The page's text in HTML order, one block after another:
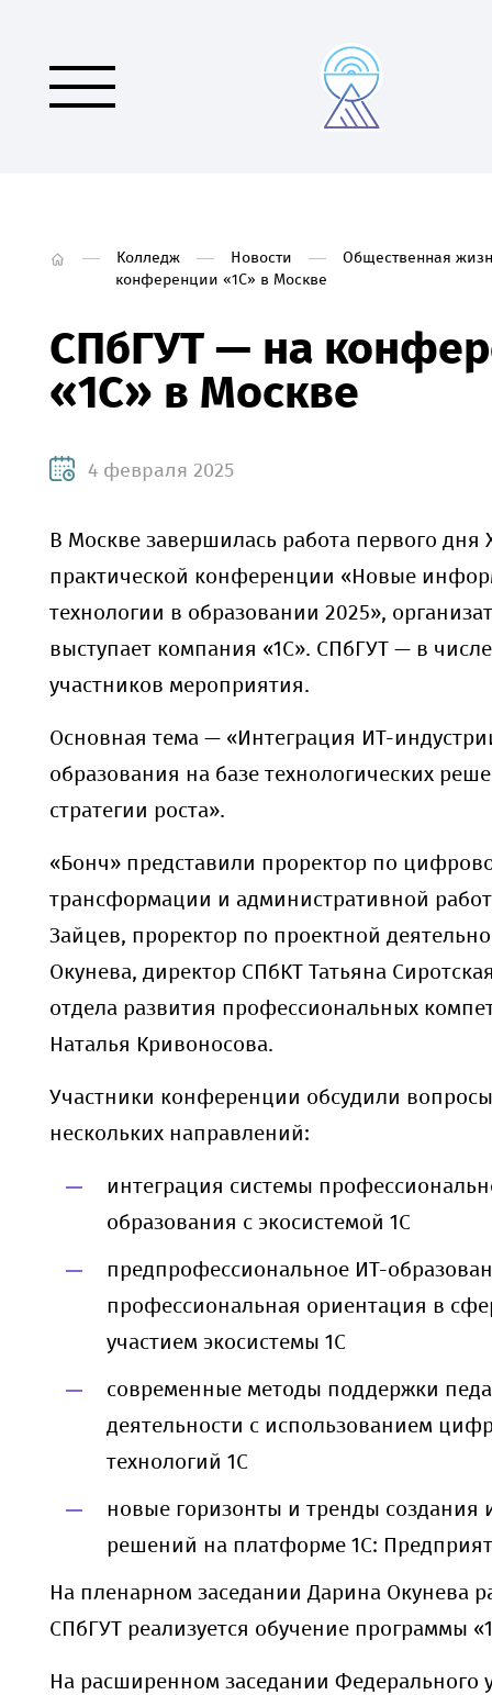
Колледж Новости
Общественная
конференции «1С» в Москве
СПбГУТ — на
«1С» в Москве
4 февраля 2025
В Москве завершилась работа первого дня
практической конференции «Новые
технологии в образовании 2025»,
выступает компания «1С». СПбГУТ — в
участников мероприятия.
Основная тема — «Интеграция ИТ-
образования на базе технологических
стратегии роста».
«Бонч» представили проректор по
трансформации и административной
Зайцев, проректор по проектной
Окунева, директор СПбКТ Татьяна
отдела развития профессиональных
Наталья Кривоносова.
Участники конференции обсудили
нескольких направлений:
интеграция системы
образования с экосистемой 1С
предпрофессиональное ИТ-
профессиональная ориентация в
участием экосистемы 1С
современные методы поддержки
деятельности с использованием
технологий 1С
новые горизонты и тренды создания
решений на платформе 1С:
На пленарном заседании Дарина Окунева
СПбГУТ реализуется обучение программы
На расширенном заседании Федерального